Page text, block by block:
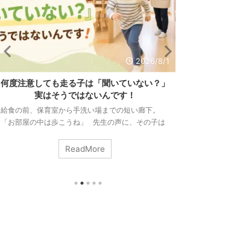
2026/8/1
何度注意しても走る子は「聞いていない？」
実はそうではないんです！
給食の前、保育室から手洗い場までの短い廊下。
「お部屋の中は歩こうね」 先生の声に、その子は
いて、ゆっくり歩き出す。ちゃんと伝わった次の瞬
間には、もう走っている。 この場面は、３歳のク
起こります。「さっき言ったばかりなのに」「何回
ReadMore